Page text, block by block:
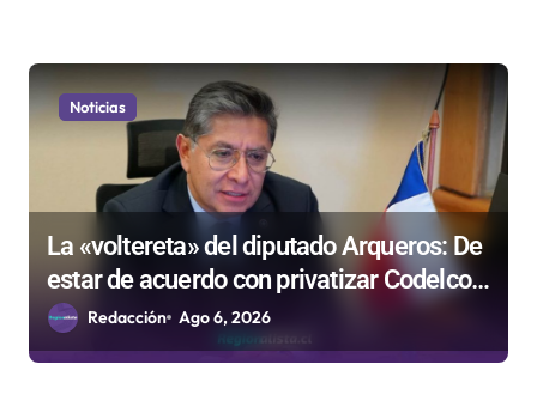
Noticias
La «voltereta» del diputado Arqueros: De
estar de acuerdo con privatizar Codelco a
defender una empresa 100% estatal
Redacción Ago 6, 2026